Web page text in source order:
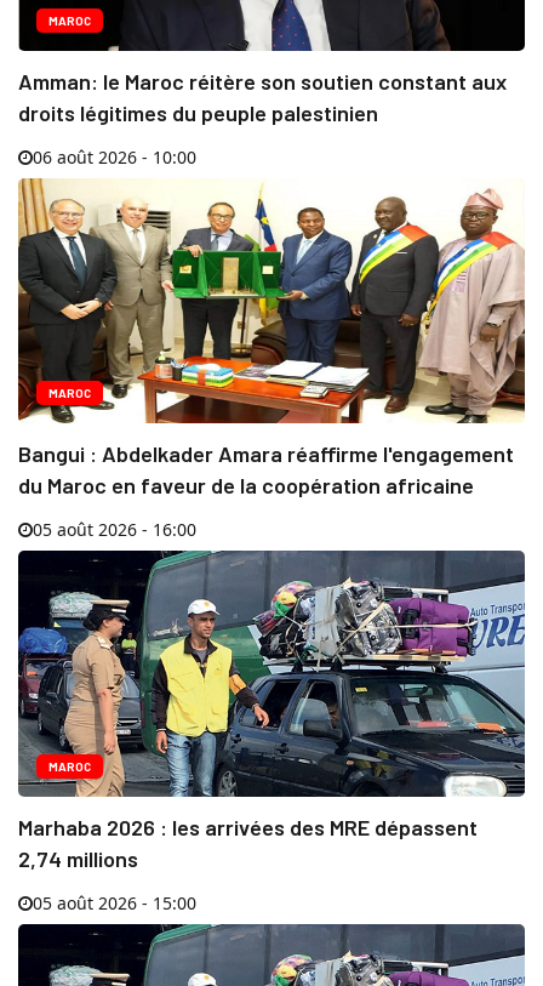
MAROC
Amman: le Maroc réitère son soutien constant aux
droits légitimes du peuple palestinien
06 août 2026 - 10:00
MAROC
Bangui : Abdelkader Amara réaffirme l'engagement
du Maroc en faveur de la coopération africaine
05 août 2026 - 16:00
MAROC
Marhaba 2026 : les arrivées des MRE dépassent
2,74 millions
05 août 2026 - 15:00